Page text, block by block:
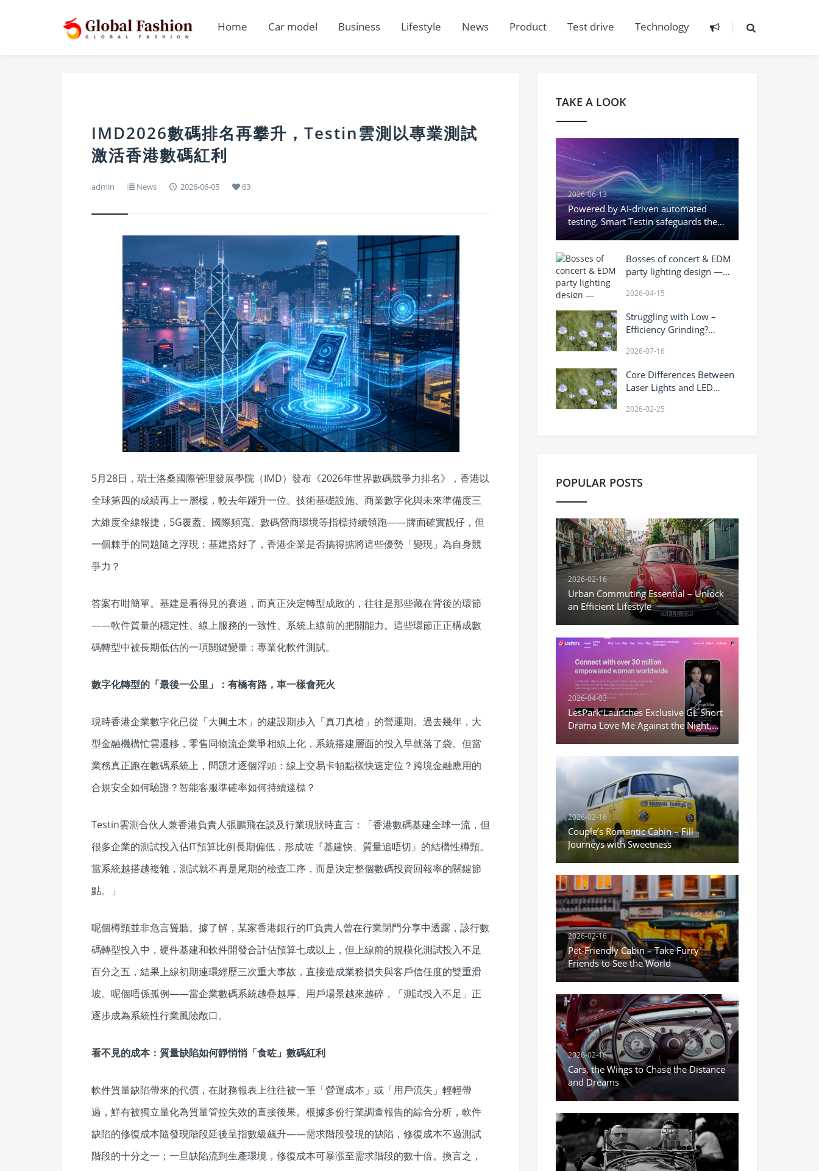
Home Car model Business Lifestyle News Product Test drive Technology
IMD2026數碼排名再攀升，Testin雲測以專業測試
激活香港數碼紅利
admin News 2026-06-05 63
5月28日，瑞士洛桑國際管理發展學院（IMD）發布《2026年世界數碼競爭力排名》，香港以
全球第四的成績再上一層樓，較去年躍升一位。技術基礎設施、商業數字化與未來準備度三
大維度全線報捷，5G覆蓋、國際頻寬、數碼營商環境等指標持續領跑——牌面確實靚仔，但
一個棘手的問題隨之浮現：基建搭好了，香港企業是否搞得掂將這些優勢「變現」為自身競
爭力？
答案冇咁簡單。基建是看得見的賽道，而真正決定轉型成敗的，往往是那些藏在背後的環節
——軟件質量的穩定性、線上服務的一致性、系統上線前的把關能力。這些環節正正構成數
碼轉型中被長期低估的一項關鍵變量：專業化軟件測試。
數字化轉型的「最後一公里」：有橋有路，車一樣會死火
現時香港企業數字化已從「大興土木」的建設期步入「真刀真槍」的營運期。過去幾年，大
型金融機構忙雲遷移，零售同物流企業爭相線上化，系統搭建層面的投入早就落了袋。但當
業務真正跑在數碼系統上，問題才逐個浮頭：線上交易卡頓點樣快速定位？跨境金融應用的
合規安全如何驗證？智能客服準確率如何持續達標？
Testin雲測合伙人兼香港負責人張鵬飛在談及行業現狀時直言：「香港數碼基建全球一流，但
很多企業的測試投入佔IT預算比例長期偏低，形成咗『基建快、質量追唔切』的結構性樽頸。
當系統越搭越複雜，測試就不再是尾期的檢查工序，而是決定整個數碼投資回報率的關鍵節
點。」
呢個樽頸並非危言聳聽。據了解，某家香港銀行的IT負責人曾在行業閉門分享中透露，該行數
碼轉型投入中，硬件基建和軟件開發合計佔預算七成以上，但上線前的規模化測試投入不足
百分之五，結果上線初期連環經歷三次重大事故，直接造成業務損失與客戶信任度的雙重滑
坡。呢個唔係孤例——當企業數碼系統越疊越厚、用戶場景越來越碎，「測試投入不足」正
逐步成為系統性行業風險敞口。
看不見的成本：質量缺陷如何靜悄悄「食咗」數碼紅利
軟件質量缺陷帶來的代價，在財務報表上往往被一筆「營運成本」或「用戶流失」輕輕帶
過，鮮有被獨立量化為質量管控失效的直接後果。根據多份行業調查報告的綜合分析，軟件
缺陷的修復成本隨發現階段延後呈指數級飆升——需求階段發現的缺陷，修復成本不過測試
階段的十分之一；一旦缺陷流到生產環境，修復成本可暴漲至需求階段的數十倍。換言之，
TAKE A LOOK
2026-06-13
Powered by AI-driven automated
testing, Smart Testin safeguards the
quality of Hong Kong’s AI+ industry.
Bosses of concert & EDM
party lighting design —
2026-04-15
Struggling with Low –
Efficiency Grinding?
Key!
2026-07-16
Core Differences Between
Laser Lights and LED
2026-02-25
POPULAR POSTS
2026-02-16
Urban Commuting Essential – Unlock
an Efficient Lifestyle
2026-04-03
LesPark Launches Exclusive GL Short
Drama Love Me Against the Night,
Expanding Female-Centric Conten
2026-02-16
Couple’s Romantic Cabin – Fill
Journeys with Sweetness
2026-02-16
Pet-Friendly Cabin – Take Furry
Friends to See the World
2026-02-16
Cars, the Wings to Chase the Distance
and Dreams